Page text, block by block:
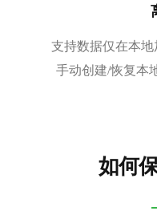
支持数据仅在本
手动创建/恢复本
如何